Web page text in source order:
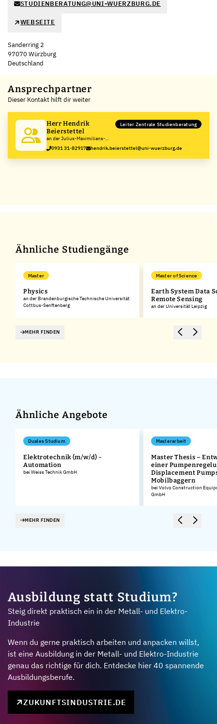
STUDIENBERATUNG@UNI-WUERZBURG.DE
WEBSEITE
Sanderring 2
97070 Würzburg
Deutschland
+
−
Ansprechpartner
Dieser Kontakt hilft dir weiter
Herr Hendrik
Beierstettel
an der Julius-Maximilians-
Universität Würzburg
Leiter Zentrale Studienberatung
0931 31-82917 hendrik.beierstettel@uni-wuerzburg.de
Ähnliche Studiengänge
Master
Physics
an der Brandenburgische Technische Universität
Cottbus-Senftenberg
Master of Science
Earth System Data
Remote Sensing
an der Universität Leipzig
MEHR FINDEN
Ähnliche Angebote
Duales Studium
Elektrotechnik (m/w/d) -
Automation
bei Weiss Technik GmbH
Masterarbeit
Master Thesis –
einer
Displacement
Mobilbaggern
bei Volvo Construction
GmbH
MEHR FINDEN
Ausbildung statt Studium?
Steig direkt praktisch ein in der Metall- und Elektro-
Industrie
Wenn du gerne praktisch arbeiten und anpacken willst,
ist eine Ausbildung in der Metall- und Elektro-Industrie
genau das richtige für dich. Entdecke hier 40 spannende
Ausbildungsberufe.
ZUKUNFTSINDUSTRIE.DE